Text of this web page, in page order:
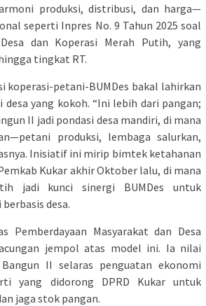
produksi, distribusi, dan harga—
seperti Inpres No. 9 Tahun 2025 soal
dan Koperasi Merah Putih, yang
tingkat RT.
koperasi-petani-BUMDes bakal lahirkan
yang kokoh. “Ini lebih dari pangan;
II jadi pondasi desa mandiri, di mana
produksi, lembaga salurkan,
Inisiatif ini mirip bimtek ketahanan
Kukar akhir Oktober lalu, di mana
jadi kunci sinergi BUMDes untuk
desa.
Pemberdayaan Masyarakat dan Desa
jempol atas model ini. Ia nilai
II selaras penguatan ekonomi
yang didorong DPRD Kukar untuk
jaga stok pangan.